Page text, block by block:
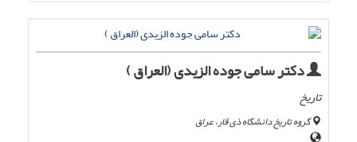
دکتر سامی جوده الزیدی (العراق )
تاریخ
گروه تاریخ دانشگاه ذی قار، عراق